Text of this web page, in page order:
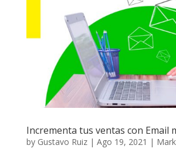
Incrementa tus ventas con Email
by Gustavo Ruiz| Ago 19, 2021 |